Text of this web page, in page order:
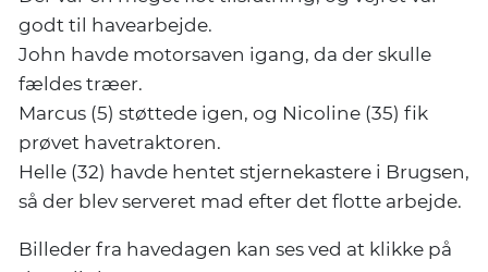
godt til havearbejde.
John havde motorsaven igang, da der skulle
fældes træer.
Marcus (5) støttede igen, og Nicoline (35) fik
prøvet havetraktoren.
Helle (32) havde hentet stjernekastere i Brugsen,
så der blev serveret mad efter det flotte arbejde.
Billeder fra havedagen kan ses ved at klikke på